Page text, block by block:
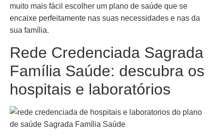
muito mais fácil escolher um plano de saúde que se
encaixe perfeitamente nas suas necessidades e nas da
sua família.
Rede Credenciada Sagrada
Família Saúde: descubra os
hospitais e laboratórios